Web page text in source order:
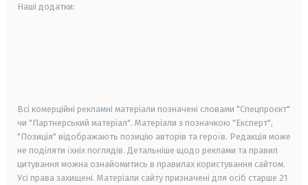
Наші додатки:
Всі комерційні рекламні матеріали позначені словами "Спецпроєкт"
чи "Партнерський матеріал". Матеріали з позначкою "Експерт",
"Позиція" відображають позицію авторів та героїв. Редакція може
не поділяти їхніх поглядів. Детальніше щодо реклами та правил
цитування можна ознайомитись в правилах користування сайтом.
Усі права захищені. Матеріали сайту призначені для осіб старше 21